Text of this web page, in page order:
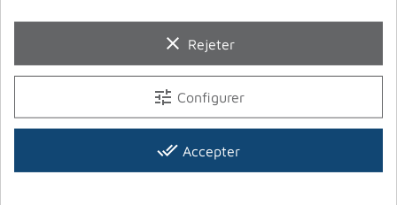
clear Rejeter
tune Configurer
done_all Accepter